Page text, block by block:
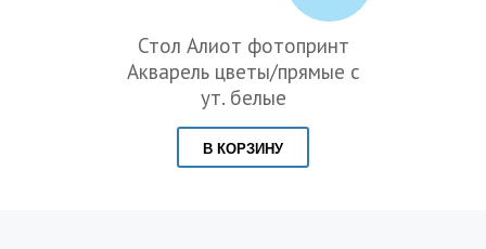
Стол Алиот фотопринт
Акварель цветы/прямые с
ут. белые
В КОРЗИНУ